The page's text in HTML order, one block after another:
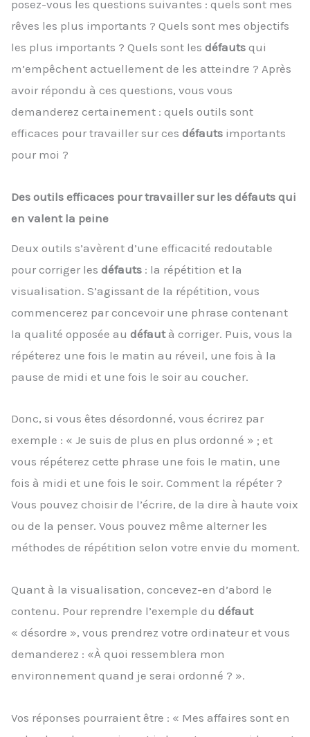
posez-vous les questions suivantes : quels sont mes
rêves les plus importants ? Quels sont mes objectifs
les plus importants ? Quels sont les défauts qui
m’empêchent actuellement de les atteindre ? Après
avoir répondu à ces questions, vous vous
demanderez certainement : quels outils sont
efficaces pour travailler sur ces défauts importants
pour moi ?
Des outils efficaces pour travailler sur les défauts qui
en valent la peine
Deux outils s’avèrent d’une efficacité redoutable
pour corriger les défauts : la répétition et la
visualisation. S’agissant de la répétition, vous
commencerez par concevoir une phrase contenant
la qualité opposée au défautà corriger. Puis, vous la
répéterez une fois le matin au réveil, une fois à la
pause de midi et une fois le soir au coucher.
Donc, si vous êtes désordonné, vous écrirez par
exemple : « Je suis de plus en plus ordonné » ; et
vous répéterez cette phrase une fois le matin, une
fois à midi et une fois le soir. Comment la répéter ?
Vous pouvez choisir de l’écrire, de la dire à haute voix
ou de la penser. Vous pouvez même alterner les
méthodes de répétition selon votre envie du moment.
Quant à la visualisation, concevez-en d’abord le
contenu. Pour reprendre l’exemple du défaut
« désordre », vous prendrez votre ordinateur et vous
demanderez : «À quoi ressemblera mon
environnement quand je serai ordonné ? ».
Vos réponses pourraient être : « Mes affaires sont en